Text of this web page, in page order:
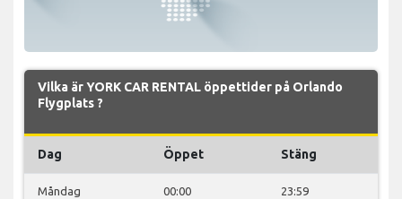
Vilka är YORK CAR RENTAL öppettider på Orlando
Flygplats ?
Dag Öppet Stäng
Måndag 00:00 23:59